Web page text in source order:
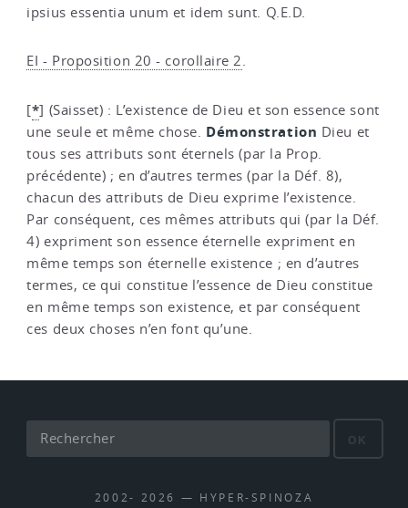
ipsius essentia unum et idem sunt. Q.E.D.
EI - Proposition 20 - corollaire 2.
[*] (Saisset) : L’existence de Dieu et son essence sont
une seule et même chose. Démonstration Dieu et
tous ses attributs sont éternels (par la Prop.
précédente) ; en d’autres termes (par la Déf. 8),
chacun des attributs de Dieu exprime l’existence.
Par conséquent, ces mêmes attributs qui (par la Déf.
4) expriment son essence éternelle expriment en
même temps son éternelle existence ; en d’autres
termes, ce qui constitue l’essence de Dieu constitue
en même temps son existence, et par conséquent
ces deux choses n’en font qu’une.
OK
2002- 2026 — HYPER-SPINOZA